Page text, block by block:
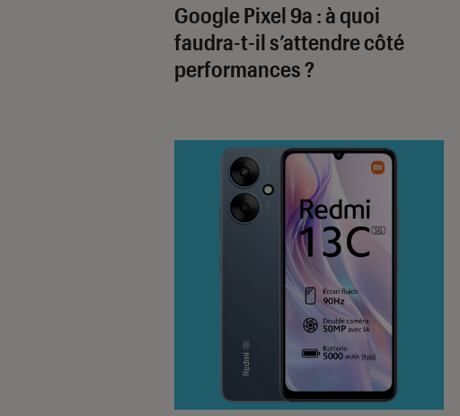
Google Pixel 9a : à quoi
faudra-t-il s’attendre côté
performances ?